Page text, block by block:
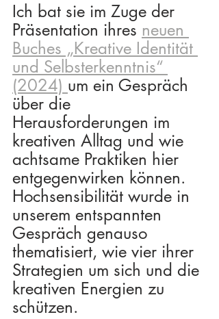
Ich bat sie im Zuge der
Präsentation ihres neuen
Buches „Kreative Identität
und Selbsterkenntnis“
(2024) um ein Gespräch
über die
Herausforderungen im
kreativen Alltag und wie
achtsame Praktiken hier
entgegenwirken können.
Hochsensibilität wurde in
unserem entspannten
Gespräch genauso
thematisiert, wie vier ihrer
Strategien um sich und die
kreativen Energien zu
schützen.